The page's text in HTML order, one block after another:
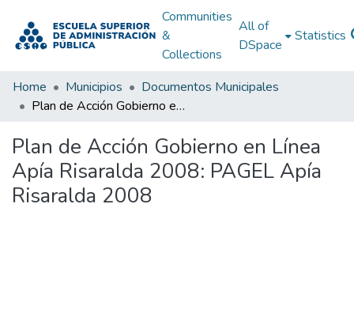
Communities
&
Collections
All of
DSpace
Statistics
Home Municipios
Documentos Municipales
Plan de Acción Gobierno en Línea Apía Risaralda 2008: PAGEL Apía Risaralda 2008
Plan de Acción Gobierno en Línea
Apía Risaralda 2008: PAGEL Apía
Risaralda 2008